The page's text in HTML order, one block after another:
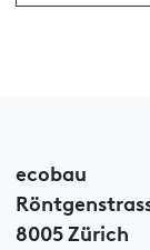
ecobau
8005 Zürich